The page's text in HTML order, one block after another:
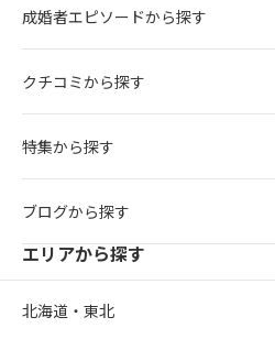
成婚者エピソードから探す
クチコミから探す
特集から探す
ブログから探す
エリアから探す
北海道・東北